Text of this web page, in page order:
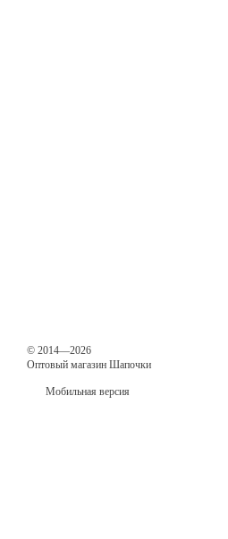
© 2014—2026
Оптовый магазин Шапочки
Мобильная версия